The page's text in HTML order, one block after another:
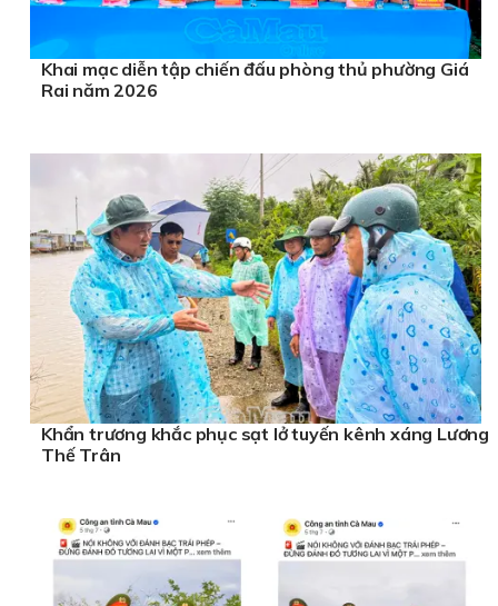
Khai mạc diễn tập chiến đấu phòng thủ phường Giá
Rai năm 2026
Khẩn trương khắc phục sạt lở tuyến kênh xáng Lương
Thế Trân